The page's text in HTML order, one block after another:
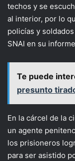
techos y se
al interior, por lo
policías y
SNAI en su
Te puede
presunto
En la cárcel de la
un agente
los prisioneros
para ser asistido